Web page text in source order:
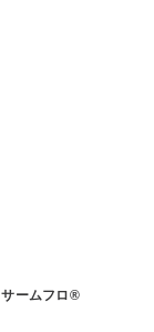
サームフロ®